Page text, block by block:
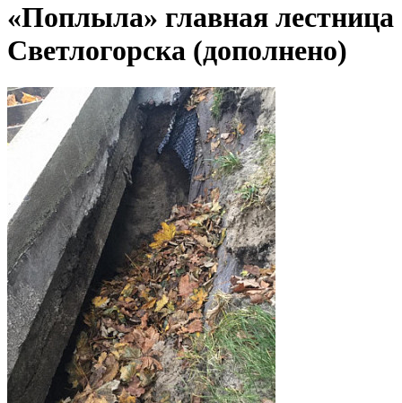
«Поплыла» главная лестница
Светлогорска (дополнено)